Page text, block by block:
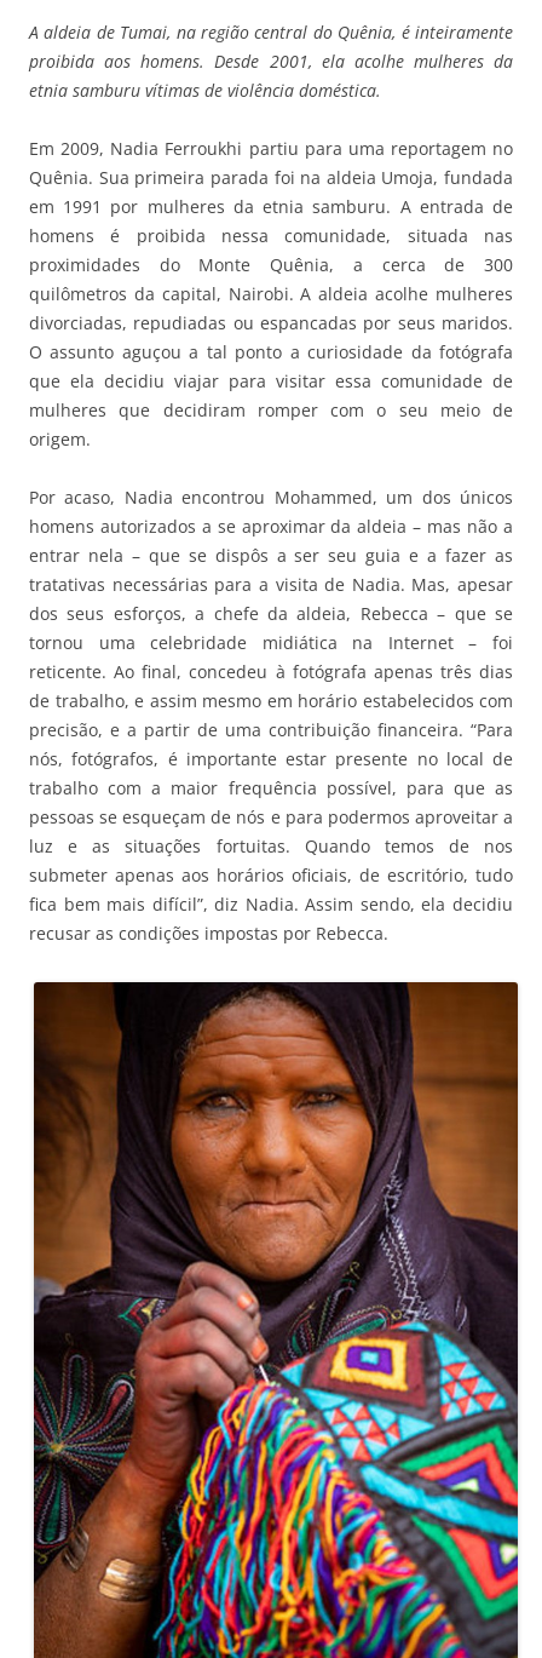
A aldeia de Tumai, na região central do Quênia, é inteiramente
proibida aos homens. Desde 2001, ela acolhe mulheres da
etnia samburu vítimas de violência doméstica.
Em 2009, Nadia Ferroukhi partiu para uma reportagem no
Quênia. Sua primeira parada foi na aldeia Umoja, fundada
em 1991 por mulheres da etnia samburu. A entrada de
homens é proibida nessa comunidade, situada nas
proximidades do Monte Quênia, a cerca de 300
quilômetros da capital, Nairobi. A aldeia acolhe mulheres
divorciadas, repudiadas ou espancadas por seus maridos.
O assunto aguçou a tal ponto a curiosidade da fotógrafa
que ela decidiu viajar para visitar essa comunidade de
mulheres que decidiram romper com o seu meio de
origem.
Por acaso, Nadia encontrou Mohammed, um dos únicos
homens autorizados a se aproximar da aldeia – mas não a
entrar nela – que se dispôs a ser seu guia e a fazer as
tratativas necessárias para a visita de Nadia. Mas, apesar
dos seus esforços, a chefe da aldeia, Rebecca – que se
tornou uma celebridade midiática na Internet – foi
reticente. Ao final, concedeu à fotógrafa apenas três dias
de trabalho, e assim mesmo em horário estabelecidos com
precisão, e a partir de uma contribuição financeira. “Para
nós, fotógrafos, é importante estar presente no local de
trabalho com a maior frequência possível, para que as
pessoas se esqueçam de nós e para podermos aproveitar a
luz e as situações fortuitas. Quando temos de nos
submeter apenas aos horários oficiais, de escritório, tudo
fica bem mais difícil”, diz Nadia. Assim sendo, ela decidiu
recusar as condições impostas por Rebecca.